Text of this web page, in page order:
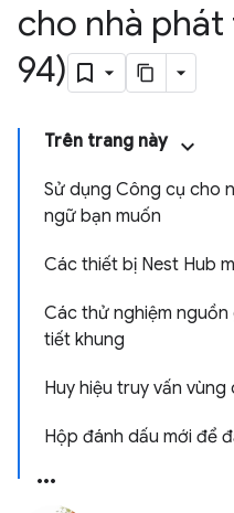
cho nhà
94)
Trên trang này
Sử dụng Công cụ cho
ngữ bạn muốn
Các thiết bị Nest Hub
Các thử nghiệm
tiết khung
Huy hiệu truy vấn vùng
Hộp đánh dấu mới để